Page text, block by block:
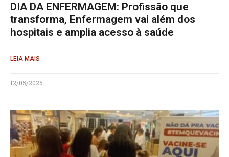
DIA DA ENFERMAGEM: Profissão que
transforma, Enfermagem vai além dos
hospitais e amplia acesso à saúde
LEIA MAIS
12/05/2025